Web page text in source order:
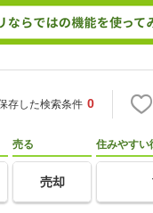
存した検索条件 0
売る
売却
住みやすい